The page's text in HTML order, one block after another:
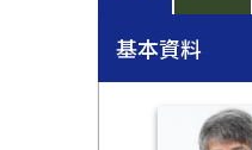
基本資料